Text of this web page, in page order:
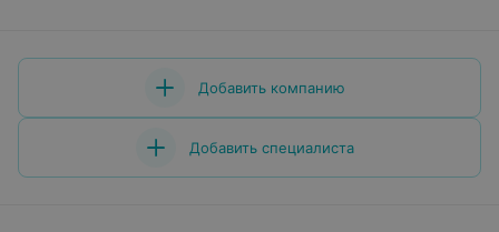
Викторовна,спасибо Вам! Вы Врач от Бога! Так же хочу
выразить благодарность врачу-гинекологу этого
центра Соболь Инне Игоревне за профессионализм и
чуткое отношение к пациентам.
Добавить компанию
Добавить специалиста